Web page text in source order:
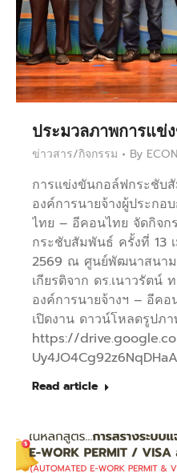
ประมวลภาพการแข่
ข่าวสาร/กิจกรรม By
การแข่งขันกอล์ฟกระชับ
องค์การนายจ้างผู้ประกอ
ไทย – อีคอนไทย จัดกิจก
กระชับสัมพันธ์ ครั้งที่ 13
2569 ณ ศูนย์พัฒนาสนาม
เกียรติจาก ดร.เนาวรัตน์
องค์การนายจ้างฯ – อีคอ
เปิดงาน ดาวน์โหลดรูปภ
https://
Uy4JO4Cg92z6NqDHaA
Read article